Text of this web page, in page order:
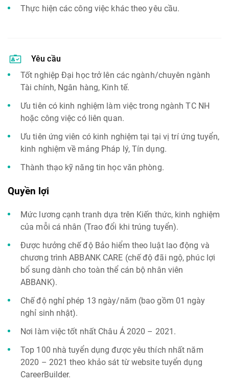
Thực hiện các công việc khác theo yêu cầu.
Yêu cầu
Tốt nghiệp Đại học trở lên các ngành/chuyên ngành
Tài chính, Ngân hàng, Kinh tế.
Ưu tiên có kinh nghiệm làm việc trong ngành TC NH
hoặc công việc có liên quan.
Ưu tiên ứng viên có kinh nghiệm tại tại vị trí ứng tuyển,
kinh nghiệm về mảng Pháp lý, Tín dụng.
Thành thạo kỹ năng tin học văn phòng.
Quyền lợi
Mức lương cạnh tranh dựa trên Kiến thức, kinh nghiệm
của mỗi cá nhân (Trao đổi khi trúng tuyển).
Được hưởng chế độ Bảo hiểm theo luật lao động và
chương trình ABBANK CARE (chế độ đãi ngộ, phúc lợi
bổ sung dành cho toàn thể cán bộ nhân viên
ABBANK).
Chế độ nghỉ phép 13 ngày/năm (bao gồm 01 ngày
nghỉ sinh nhật).
Nơi làm việc tốt nhất Châu Á 2020 – 2021.
Top 100 nhà tuyển dụng được yêu thích nhất năm
2020 – 2021 theo khảo sát từ website tuyển dụng
CareerBuilder.